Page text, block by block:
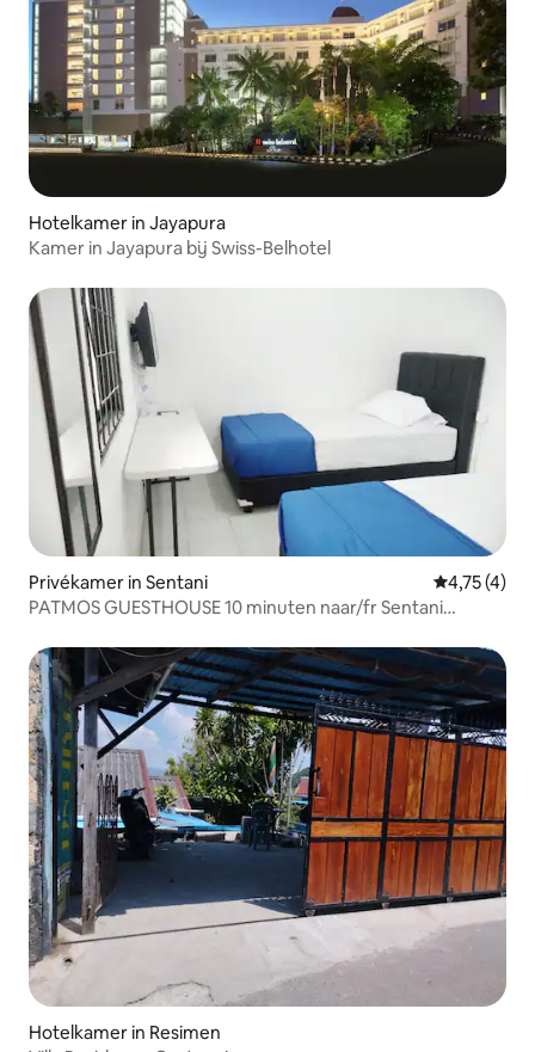
Hotelkamer in Jayapura
Kamer in Jayapura bij Swiss-Belhotel
Privékamer in Sentani
4,75 (4)
PATMOS GUESTHOUSE 10 minuten naar/fr Sentani
Hotelkamer in Resimen